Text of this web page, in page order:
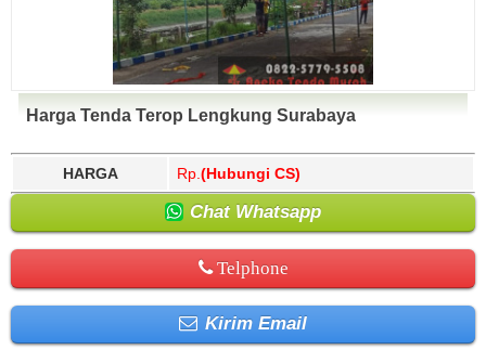
Harga Tenda Terop Lengkung Surabaya
HARGA Rp. (Hubungi CS)
Chat Whatsapp
Telphone
Kirim Email